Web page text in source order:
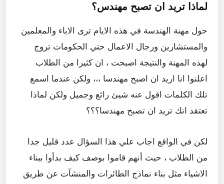
لماذا تريد ان تصبح مهندس؟
حول مهنة الهندسة في هذه الايام ترى الاباء والمعلمين
والمستشارين ورجال الاعمال حتي الحكومات تروج
لهذه المهنة والنتيجة اصبحت ، ان كثيرا من الطلاب
اعلنوا انا اريد ان اصبح مهندسا ،،، ولكن عندما اسمع
تلك الكلمات اقول عنه شيئ رائع وجميل ولكن لماذا
تعتقد انك تريد ان تصبح مهندسا؟؟؟
لكن في الواقع اجاب علي هذا السؤال عدد قليل جدا
من الطلاب ، حيث أنهم قاموا بوصف كيف بدأوا ببناء
الاشياء مثل بناء نماذج الطائرات والمنشآت عن طريق